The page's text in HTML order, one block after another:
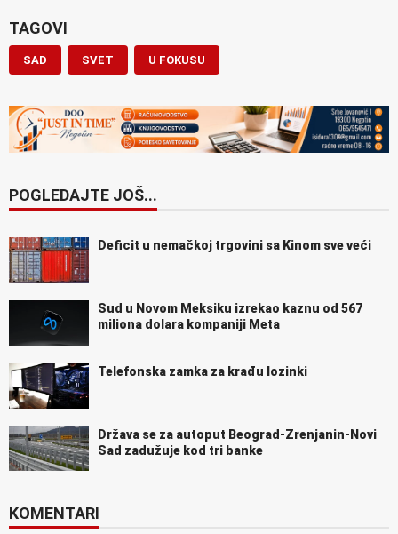
TAGOVI
SAD SVET U FOKUSU
POGLEDAJTE JOŠ...
Deficit u nemačkoj trgovini sa Kinom sve veći
Sud u Novom Meksiku izrekao kaznu od 567
miliona dolara kompaniji Meta
Telefonska zamka za krađu lozinki
Država se za autoput Beograd-Zrenjanin-Novi
Sad zadužuje kod tri banke
KOMENTARI